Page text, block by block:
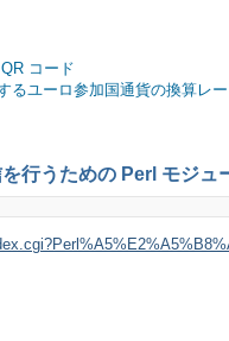
コード
るユーロ参加国通貨の換算レ
行うための Perl モジ